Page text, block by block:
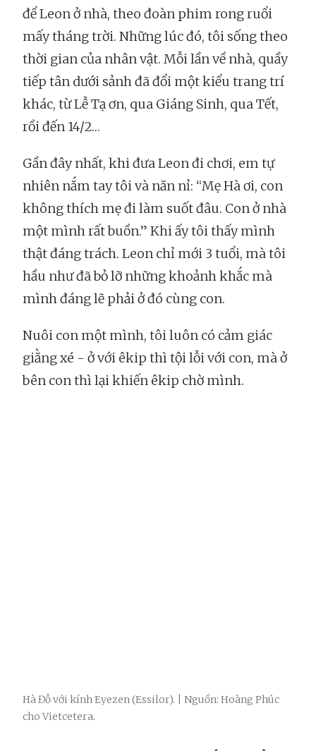
để Leon ở nhà, theo đoàn phim rong ruổi
mấy tháng trời. Những lúc đó, tôi sống theo
thời gian của nhân vật. Mỗi lần về nhà, quầy
tiếp tân dưới sảnh đã đổi một kiểu trang trí
khác, từ Lễ Tạ ơn, qua Giáng Sinh, qua Tết,
rồi đến 14/2…
Gần đây nhất, khi đưa Leon đi chơi, em tự
nhiên nắm tay tôi và năn nỉ: “Mẹ Hà ơi, con
không thích mẹ đi làm suốt đâu. Con ở nhà
một mình rất buồn.” Khi ấy tôi thấy mình
thật đáng trách. Leon chỉ mới 3 tuổi, mà tôi
hầu như đã bỏ lỡ những khoảnh khắc mà
mình đáng lẽ phải ở đó cùng con.
Nuôi con một mình, tôi luôn có cảm giác
giằng xé - ở với êkip thì tội lỗi với con, mà ở
bên con thì lại khiến êkip chờ mình.
Hà Đỗ với kính Eyezen (Essilor). | Nguồn: Hoàng Phúc
cho Vietcetera.